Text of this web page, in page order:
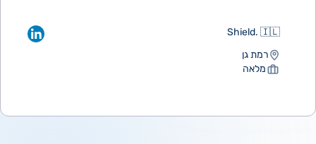
Shield. 🇮🇱
רמת גן
מלאה